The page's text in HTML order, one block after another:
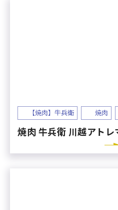
【焼肉】牛兵衛 焼肉
焼肉 牛兵衛 川越アト